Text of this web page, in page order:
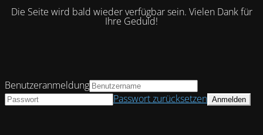
Die Seite wird bald wieder verfügbar sein. Vielen Dank für
Ihre Geduld!
Benutzeranmeldung
Passwort zurücksetzen